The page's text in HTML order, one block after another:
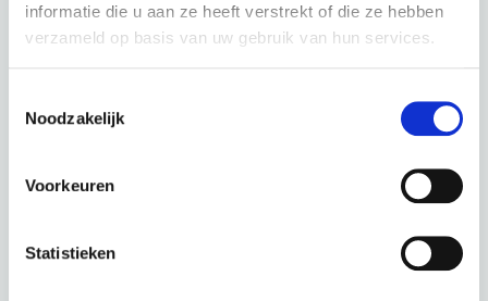
informatie die u aan ze heeft verstrekt of die ze hebben
verzameld op basis van uw gebruik van hun services.
Noodzakelijk
Voorkeuren
Statistieken
couleur : Jet Black
Ce scooter dans une autre couleur :